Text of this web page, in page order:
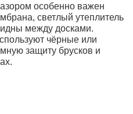
особенно важен
светлый утеплитель
между досками.
чёрные или
защиту брусков и